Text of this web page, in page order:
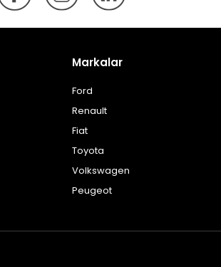
Markalar
Ford
Renault
Fiat
Toyota
Volkswagen
Peugeot